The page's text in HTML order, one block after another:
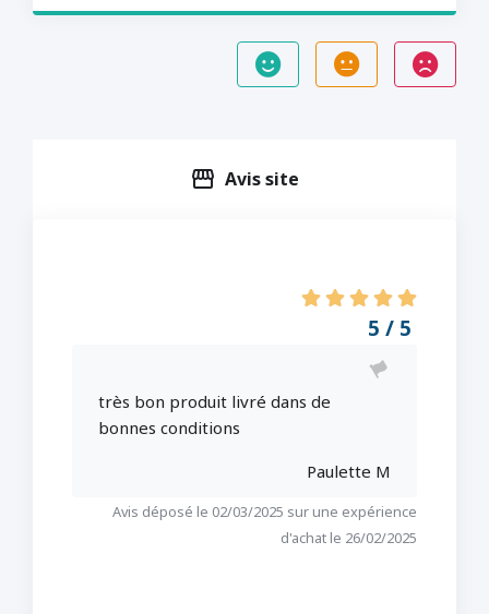
storefront Avis site
5 / 5
très bon produit livré dans de
bonnes conditions
Paulette M
Avis déposé le 02/03/2025 sur une expérience
d'achat le 26/02/2025